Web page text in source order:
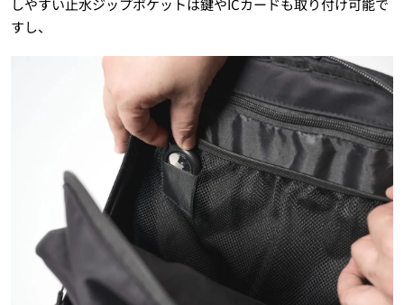
しやすい止水ジップポケットは鍵やICカードも取り付け可能で
すし、